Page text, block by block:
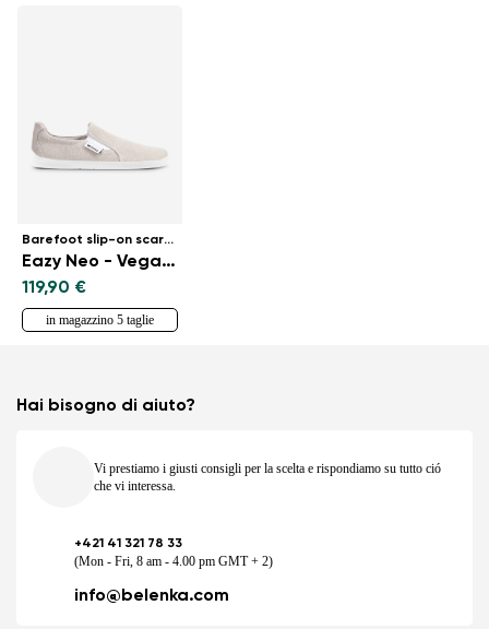
Barefoot slip-on scarpa
Eazy Neo - Vegan - Sand
119,90 €
in magazzino 5 taglie
Hai bisogno di aiuto?
Vi prestiamo i giusti consigli per la scelta e rispondiamo su tutto ció
che vi interessa.
+421 41 321 78 33
(Mon - Fri, 8 am - 4.00 pm GMT + 2)
info@belenka.com